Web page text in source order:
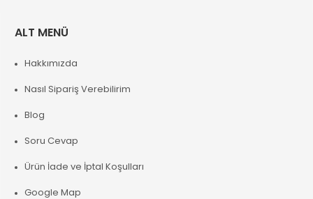
ALT MENÜ
Hakkımızda
Nasıl Sipariş Verebilirim
Blog
Soru Cevap
Ürün İade ve İptal Koşulları
Google Map